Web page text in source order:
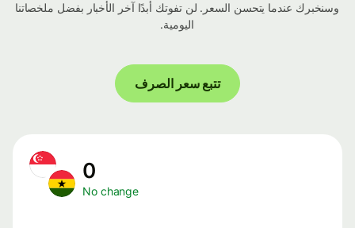
وسنخبرك عندما يتحسن السعر. لن تفوتك أبدًا آخر الأخبار بفضل ملخصاتنا
اليومية.
تتبع سعر الصرف
No change